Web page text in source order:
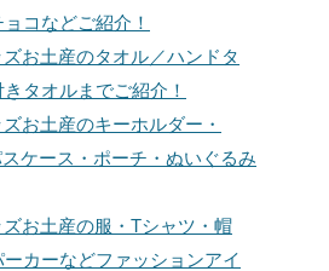
コなどご紹介！
お土産のタオル／ハンドタ
タオルまでご紹介！
お土産のキーホルダー・
ケース・ポーチ・ぬいぐるみ
お土産の服・Tシャツ・帽
カーなどファッションアイ